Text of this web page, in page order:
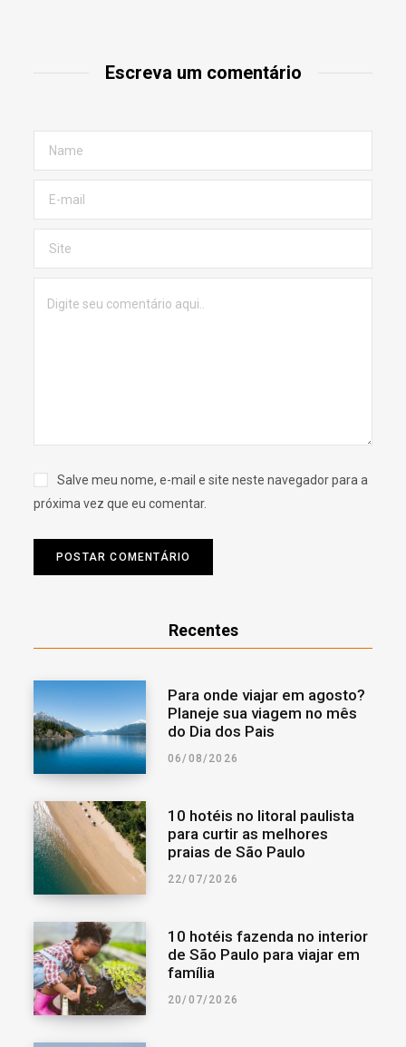
Escreva um comentário
Salve meu nome, e-mail e site neste navegador para a
próxima vez que eu comentar.
Recentes
Para onde viajar em agosto?
Planeje sua viagem no mês
do Dia dos Pais
06/08/2026
10 hotéis no litoral paulista
para curtir as melhores
praias de São Paulo
22/07/2026
10 hotéis fazenda no interior
de São Paulo para viajar em
família
20/07/2026